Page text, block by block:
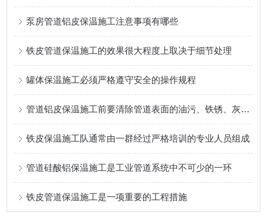
泵房管道铝皮保温施工注意事项有哪些
铁皮管道保温施工的效果很大程度上取决于细节处理
罐体保温施工必须严格遵守安全的操作规程
管道铝皮保温施工前要清除管道表面的油污、铁锈、灰尘等杂物
铁皮保温施工队通常由一群经过严格培训的专业人员组成
管道硅酸铝保温施工是工业管道系统中不可少的一环
铁皮管道保温施工是一项重要的工程措施